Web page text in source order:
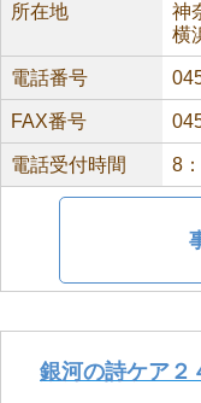
所在地
神
横
電話番号
FAX番号
電話受付時間 8
銀河の詩ケア２